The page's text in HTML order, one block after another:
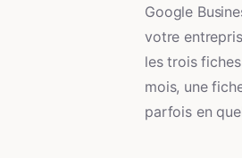
Google
votre
les trois
mois, une
parfois en